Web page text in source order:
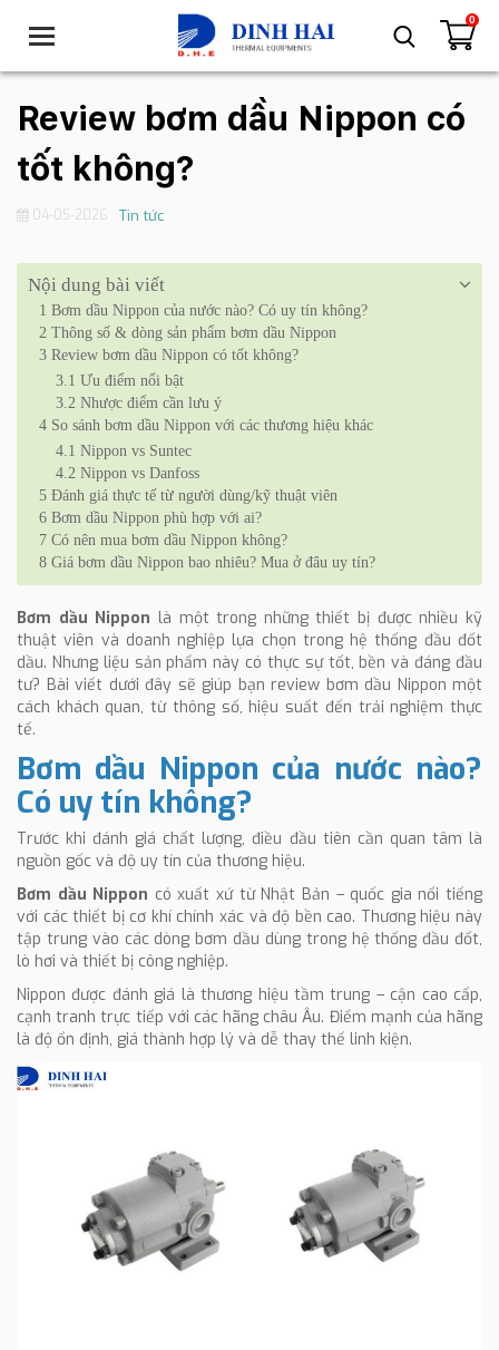
T
g
g
l
e
n
a
g
a
t
i
0
Review bơm dầu Nippon có
tốt không?
04-05-2026 Tin tức
Nội dung bài viết
1 Bơm dầu Nippon của nước nào? Có uy tín không?
2 Thông số & dòng sản phẩm bơm dầu Nippon
3 Review bơm dầu Nippon có tốt không?
3.1 Ưu điểm nổi bật
3.2 Nhược điểm cần lưu ý
4 So sánh bơm dầu Nippon với các thương hiệu khác
4.1 Nippon vs Suntec
4.2 Nippon vs Danfoss
5 Đánh giá thực tế từ người dùng/kỹ thuật viên
6 Bơm dầu Nippon phù hợp với ai?
7 Có nên mua bơm dầu Nippon không?
8 Giá bơm dầu Nippon bao nhiêu? Mua ở đâu uy tín?
Bơm dầu Nippon là một trong những thiết bị được nhiều kỹ
thuật viên và doanh nghiệp lựa chọn trong hệ thống đầu đốt
dầu. Nhưng liệu sản phẩm này có thực sự tốt, bền và đáng đầu
tư? Bài viết dưới đây sẽ giúp bạn review bơm dầu Nippon một
cách khách quan, từ thông số, hiệu suất đến trải nghiệm thực
tế.
Bơm dầu Nippon của nước nào?
Có uy tín không?
Trước khi đánh giá chất lượng, điều đầu tiên cần quan tâm là
nguồn gốc và độ uy tín của thương hiệu.
Bơm dầu Nippon có xuất xứ từ Nhật Bản – quốc gia nổi tiếng
với các thiết bị cơ khí chính xác và độ bền cao. Thương hiệu này
tập trung vào các dòng bơm dầu dùng trong hệ thống đầu đốt,
lò hơi và thiết bị công nghiệp.
Nippon được đánh giá là thương hiệu tầm trung – cận cao cấp,
cạnh tranh trực tiếp với các hãng châu Âu. Điểm mạnh của hãng
là độ ổn định, giá thành hợp lý và dễ thay thế linh kiện.